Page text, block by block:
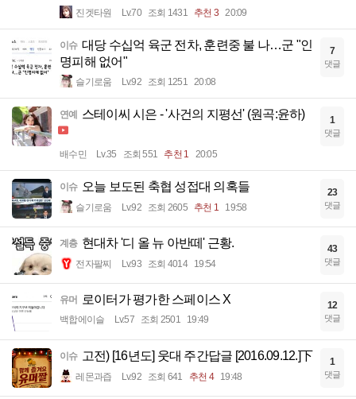
진겟타원 Lv.70 조회 1431 추천 3 20:09
이슈 대당 수십억 육군 전차, 훈련중 불 나…군 "인
명피해 없어"
슬기로움 Lv.92 조회 1251 20:08
7
댓글
연예 스테이씨 시은 - '사건의 지평선' (원곡:윤하)
배수민 Lv.35 조회 551 추천 1 20:05
1
댓글
이슈 오늘 보도된 축협 성접대 의혹들
슬기로움 Lv.92 조회 2605 추천 1 19:58
23
댓글
계층 현대차 '디 올 뉴 아반떼' 근황.
전자팔찌 Lv.93 조회 4014 19:54
43
댓글
유머 로이터가 평가한 스페이스 X
백합에이슬 Lv.57 조회 2501 19:49
12
댓글
이슈 고전) [16년도] 웃대 주간답글 [2016.09.12.]下
레몬과즙 Lv.92 조회 641 추천 4 19:48
1
댓글